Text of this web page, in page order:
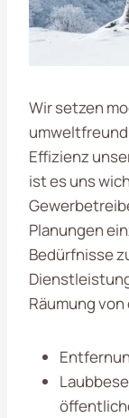
Wir setzen
Effizienz
ist es uns
Planungen
Bedürfnisse
Räumung